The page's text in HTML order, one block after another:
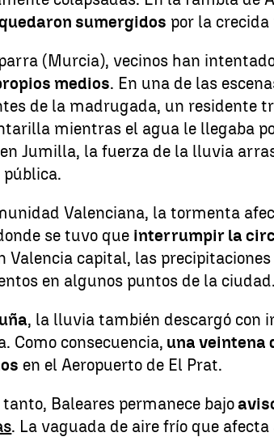
sumergidos por la
(Murcia), vecinos han
medios. En una de las
de la madrugada, un residente
mientras el agua le llegaba
Jumilla, la fuerza de la lluvia
Valenciana, la tormenta
se tuvo que interrumpir la
Valencia capital, las
en algunos puntos de la ciudad.
, la lluvia también descargó con
Como consecuencia, una veintena
en el Aeropuerto de El Prat.
Baleares permanece bajo
. La vaguada de aire frío que